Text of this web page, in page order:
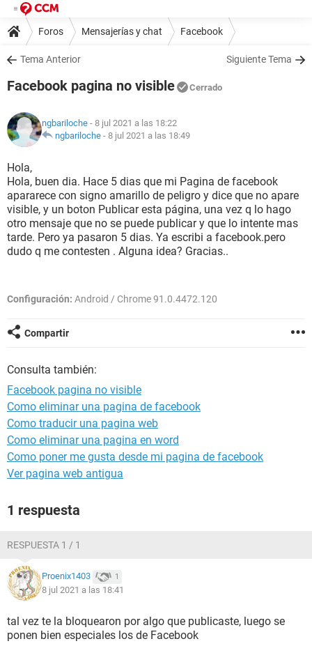
Foros Mensajerías y chat Facebook
Tema Anterior Siguiente Tema
Facebook pagina no visible Cerrado
ngbariloche - 8 jul 2021 a las 18:22
ngbariloche - 8 jul 2021 a las 18:49
Hola,
Hola, buen dia. Hace 5 dias que mi Pagina de facebook
apararece con signo amarillo de peligro y dice que no apare
visible, y un boton Publicar esta página, una vez q lo hago
otro mensaje que no se puede publicar y que lo intente mas
tarde. Pero ya pasaron 5 dias. Ya escribi a facebook.pero
dudo q me contesten . Alguna idea? Gracias..
Configuración: Android / Chrome 91.0.4472.120
Compartir
Consulta también:
Facebook pagina no visible
Como eliminar una pagina de facebook
Como traducir una pagina web
Como eliminar una pagina en word
Como poner me gusta desde mi pagina de facebook
Ver pagina web antigua
1 respuesta
RESPUESTA 1 / 1
Proenix1403 1
8 jul 2021 a las 18:41
tal vez te la bloquearon por algo que publicaste, luego se
ponen bien especiales los de Facebook